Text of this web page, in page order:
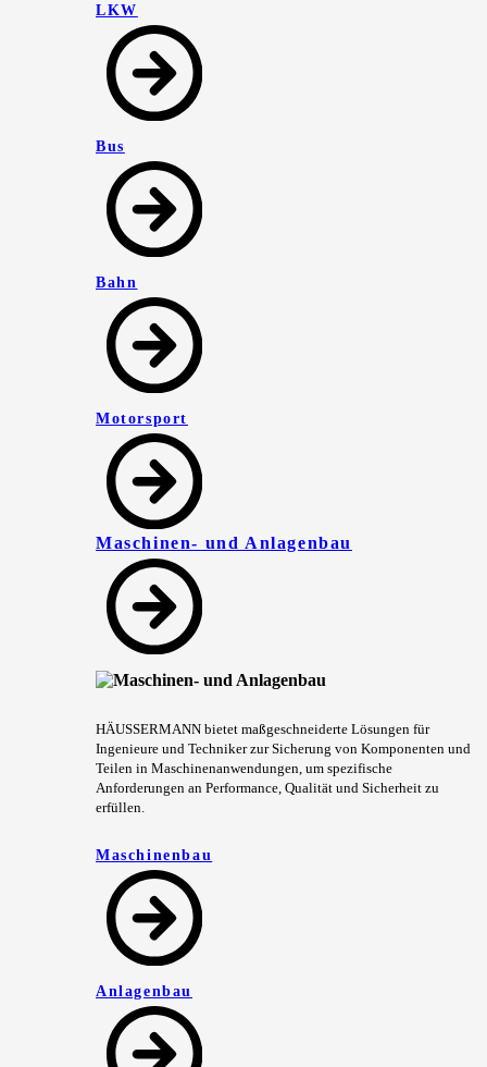
LKW
Bus
Bahn
Motorsport
Maschinen- und Anlagenbau
HÄUSSERMANN bietet maßgeschneiderte Lösungen für
Ingenieure und Techniker zur Sicherung von Komponenten und
Teilen in Maschinenanwendungen, um spezifische
Anforderungen an Performance, Qualität und Sicherheit zu
erfüllen.
Maschinenbau
Anlagenbau